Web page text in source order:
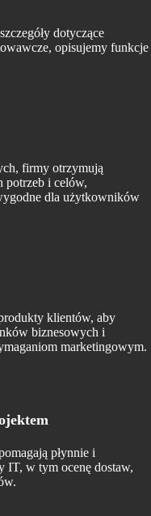
dotyczące
opisujemy funkcje
firmy otrzymują
potrzeb i celów,
dla użytkowników
klientów, aby
biznesowych i
marketingowym.
płynnie i
IT, w tym ocenę dostaw,